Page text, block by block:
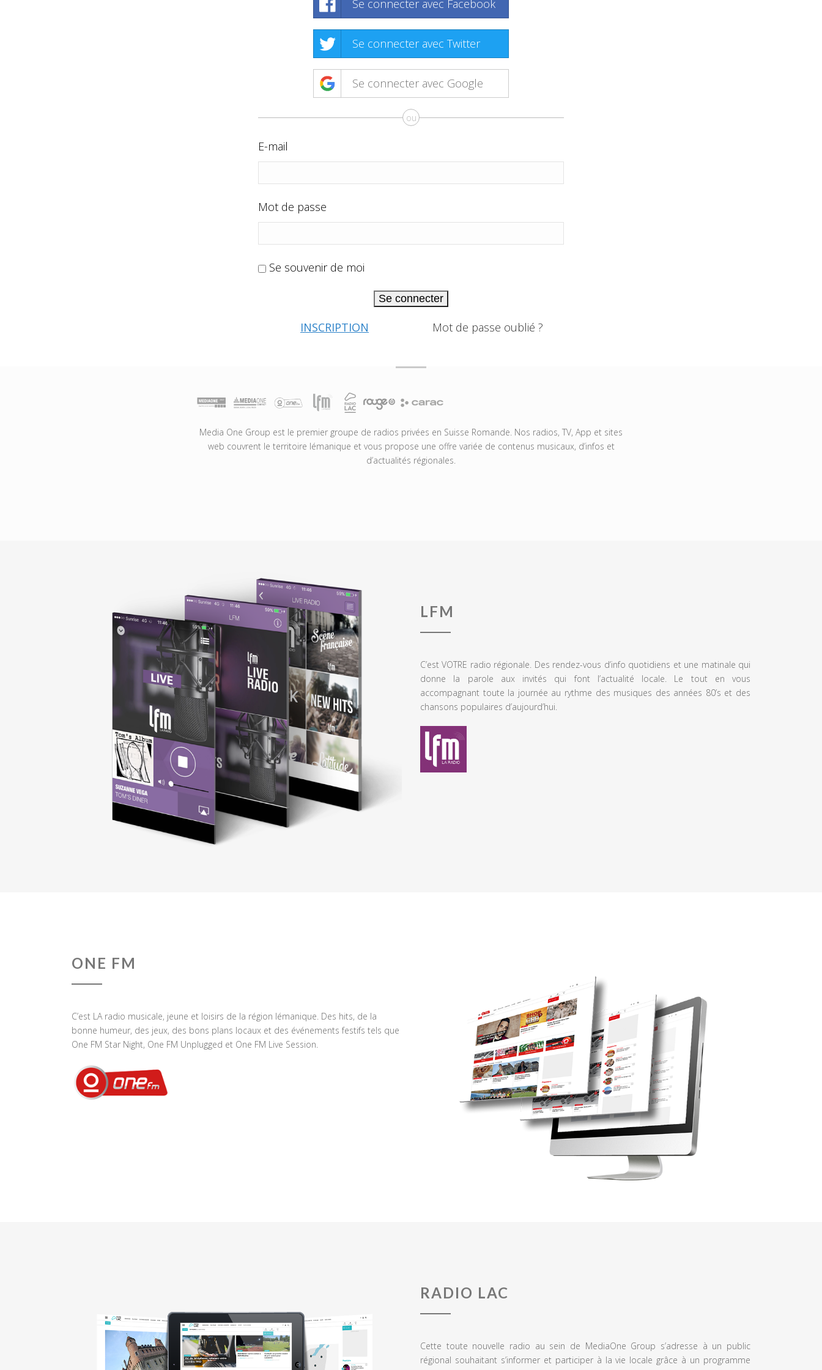
Se connecter avec Facebook
Se connecter avec Twitter
Se connecter avec Google
ou
E-mail
Mot de passe
Se souvenir de moi
Se connecter
INSCRIPTION Mot de passe oublié ?
Media One Group est le premier groupe de radios privées en Suisse Romande. Nos radios, TV, App et sites
web couvrent le territoire lémanique et vous propose une offre variée de contenus musicaux, d’infos et
d’actualités régionales.
LFM
C’est VOTRE radio régionale. Des rendez-vous d’info quotidiens et une matinale qui
donne la parole aux invités qui font l’actualité locale. Le tout en vous
accompagnant toute la journée au rythme des musiques des années 80’s et des
chansons populaires d’aujourd’hui.
ONE FM
C’est LA radio musicale, jeune et loisirs de la région lémanique. Des hits, de la
bonne humeur, des jeux, des bons plans locaux et des événements festifs tels que
One FM Star Night, One FM Unplugged et One FM Live Session.
RADIO LAC
Cette toute nouvelle radio au sein de MediaOne Group s’adresse à un public
régional souhaitant s’informer et participer à la vie locale grâce à un programme